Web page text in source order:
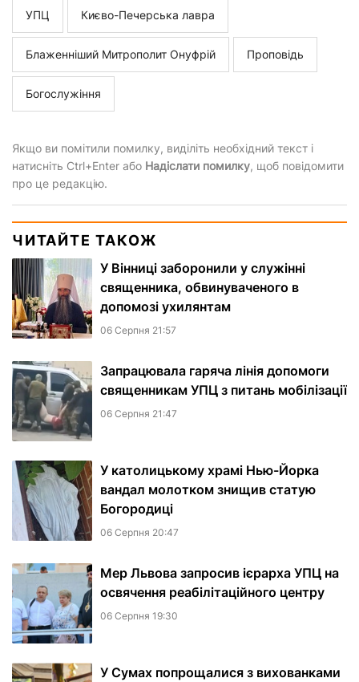
УПЦ Києво-Печерська лавра
Блаженніший Митрополит Онуфрій Проповідь
Богослужіння
Якщо ви помітили помилку, виділіть необхідний текст і
натисніть Ctrl+Enter або Надіслати помилку, щоб повідомити
про це редакцію.
ЧИТАЙТЕ ТАКОЖ
У Вінниці заборонили у служінні
священника, обвинуваченого в
допомозі ухилянтам
06 Серпня 21:57
Запрацювала гаряча лінія допомоги
священникам УПЦ з питань мобілізації
06 Серпня 21:47
У католицькому храмі Нью-Йорка
вандал молотком знищив статую
Богородиці
06 Серпня 20:47
Мер Львова запросив ієрарха УПЦ на
освячення реабілітаційного центру
06 Серпня 19:30
У Сумах попрощалися з вихованками